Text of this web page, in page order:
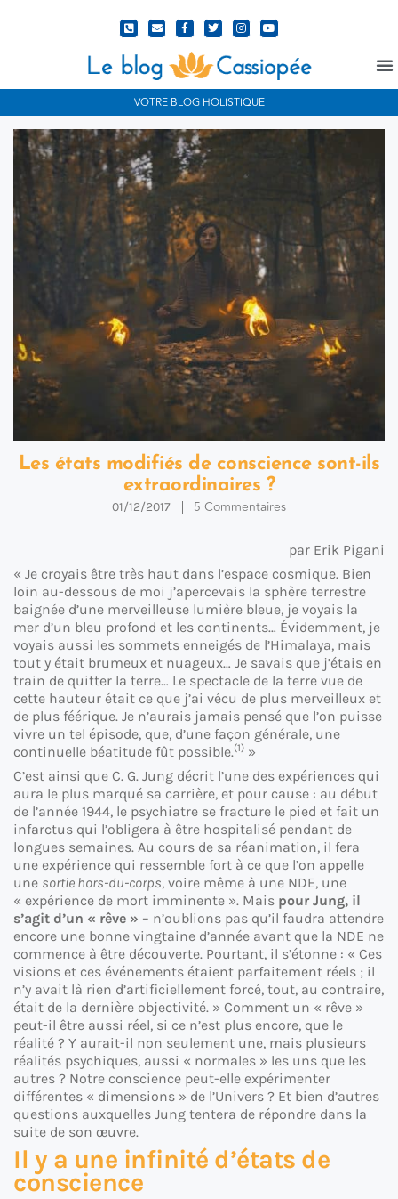
VOTRE BLOG HOLISTIQUE
Les états modifiés de conscience sont-ils
extraordinaires ?
01/12/2017 5 Commentaires
par Erik Pigani
« Je croyais être très haut dans l’espace cosmique. Bien
loin au-dessous de moi j’apercevais la sphère terrestre
baignée d’une merveilleuse lumière bleue, je voyais la
mer d’un bleu profond et les continents… Évidemment, je
voyais aussi les sommets enneigés de l’Himalaya, mais
tout y était brumeux et nuageux… Je savais que j’étais en
train de quitter la terre… Le spectacle de la terre vue de
cette hauteur était ce que j’ai vécu de plus merveilleux et
de plus féérique. Je n’aurais jamais pensé que l’on puisse
vivre un tel épisode, que, d’une façon générale, une
continuelle béatitude fût possible.(1) »
C’est ainsi que C. G. Jung décrit l’une des expériences qui
aura le plus marqué sa carrière, et pour cause : au début
de l’année 1944, le psychiatre se fracture le pied et fait un
infarctus qui l’obligera à être hospitalisé pendant de
longues semaines. Au cours de sa réanimation, il fera
une expérience qui ressemble fort à ce que l’on appelle
une sortie hors-du-corps, voire même à une NDE, une
« expérience de mort imminente ». Mais pour Jung, il
s’agit d’un « rêve » – n’oublions pas qu’il faudra attendre
encore une bonne vingtaine d’année avant que la NDE ne
commence à être découverte. Pourtant, il s’étonne : « Ces
visions et ces événements étaient parfaitement réels ; il
n’y avait là rien d’artificiellement forcé, tout, au contraire,
était de la dernière objectivité. » Comment un « rêve »
peut-il être aussi réel, si ce n’est plus encore, que le
réalité ? Y aurait-il non seulement une, mais plusieurs
réalités psychiques, aussi « normales » les uns que les
autres ? Notre conscience peut-elle expérimenter
différentes « dimensions » de l’Univers ? Et bien d’autres
questions auxquelles Jung tentera de répondre dans la
suite de son œuvre.
Il y a une infinité d’états de
conscience